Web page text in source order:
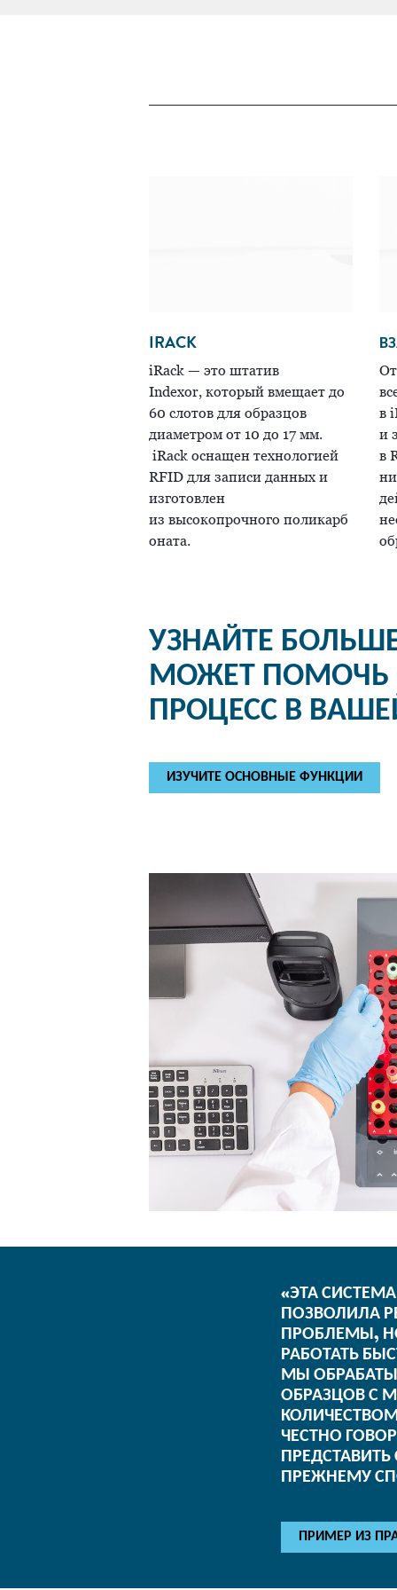
IRACK
iRack — это штатив
Indexor, который вмещает до
60 слотов для образцов
диаметром от 10 до 17 мм.
iRack оснащен технологией
RFID для записи данных и
изготовлен
из высокопрочного поликарб
оната.
в
и
в
УЗНАЙТЕ
МОЖЕТ ПОМОЧЬ
ПРОЦЕСС В
ИЗУЧИТЕ ОСНОВНЫЕ ФУНКЦИИ
«ЭТА
ПОЗВОЛИЛА
ПРОБЛЕМЫ,
РАБОТАТЬ
МЫ
ОБРАЗЦОВ С
ЧЕСТНО
ПРЕЖНЕМУ
ПРИМЕР ИЗ